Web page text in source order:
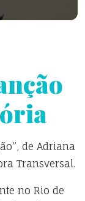
de Adriana
Transversal.
no Rio de